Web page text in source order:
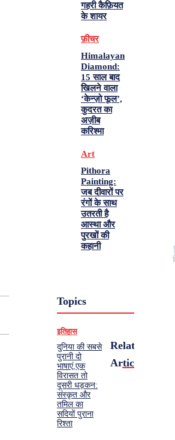
गहरी कैफ़ियत
के शायर
फ़ीचर
Himalayan
Diamond:
15 साल बाद
खिलने वाला
‘केन्ज़ो फूल’,
कुदरत का
अज़ीब
करिश्मा
Art
Pithora
Painting:
जब दीवारों पर
रंगों के साथ
उतरती है
आस्था और
पुरखों की
कहानी
Topics
इतिहास
दुनिया की सबसे
पुरानी दो
भाषाएं,एक
विरासत तो
दूसरी धड़कन:
संस्कृत और
तमिल का
सदियों पुराना
रिश्ता
Related
Articles